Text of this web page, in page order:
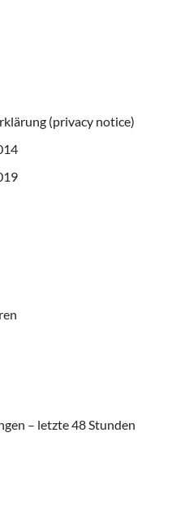
(privacy notice)
– letzte 48 Stunden